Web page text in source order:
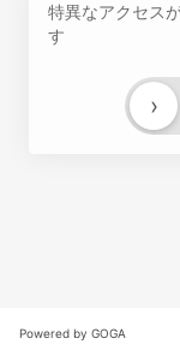
特異なアクセス
す
›
Powered by GOGA